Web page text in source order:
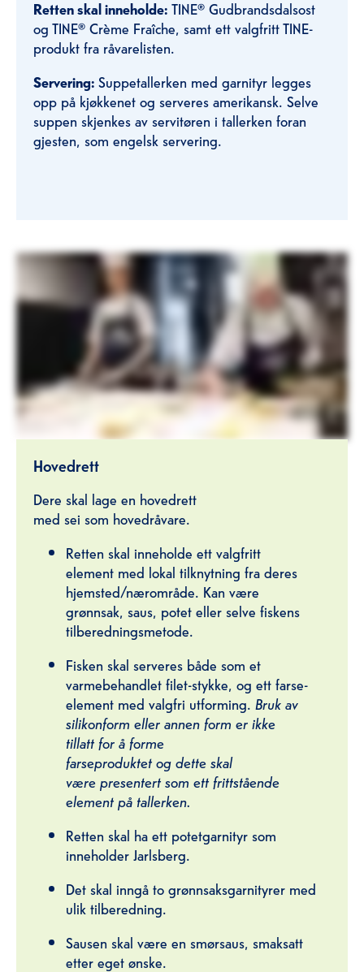
Retten skal inneholde: TINE® Gudbrandsdalsost
og TINE® Crème Fraîche, samt ett valgfritt TINE-
produkt fra råvarelisten.
Servering: Suppetallerken med garnityr legges
opp på kjøkkenet og serveres amerikansk. Selve
suppen skjenkes av servitøren i tallerken foran
gjesten, som engelsk servering.
Hovedrett
Dere skal lage en hovedrett
med sei som hovedråvare.
Retten skal inneholde ett valgfritt
element med lokal tilknytning fra deres
hjemsted/nærområde. Kan være
grønnsak, saus, potet eller selve fiskens
tilberedningsmetode.
Fisken skal serveres både som et
varmebehandlet filet-stykke, og ett farse-
element med valgfri utforming. Bruk av
silikonform eller annen form er ikke
tillatt for å forme
farseproduktet og dette skal
være presentert som ett frittstående
element på tallerken.
Retten skal ha ett potetgarnityr som
inneholder Jarlsberg.
Det skal inngå to grønnsaksgarnityrer med
ulik tilberedning.
Sausen skal være en smørsaus, smaksatt
etter eget ønske.